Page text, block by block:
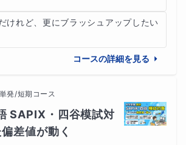
けれど、更にブラッシュアップしたい
コースの詳細を見る
単発/短期コース
SAPIX・四谷模試対
差値が動く